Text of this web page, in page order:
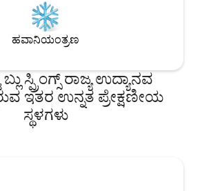
ಹವಾನಿಯಂತ್ರಣ
ಸ್ಪ್ರಿಂಗ್ಸ್ ರಾಜ್ಯ ಉದ್ಯಾನವ
ಇತರ ಉನ್ನತ ಪ್ರೇಕ್ಷಣೀಯ
ಸ್ಥಳಗಳು